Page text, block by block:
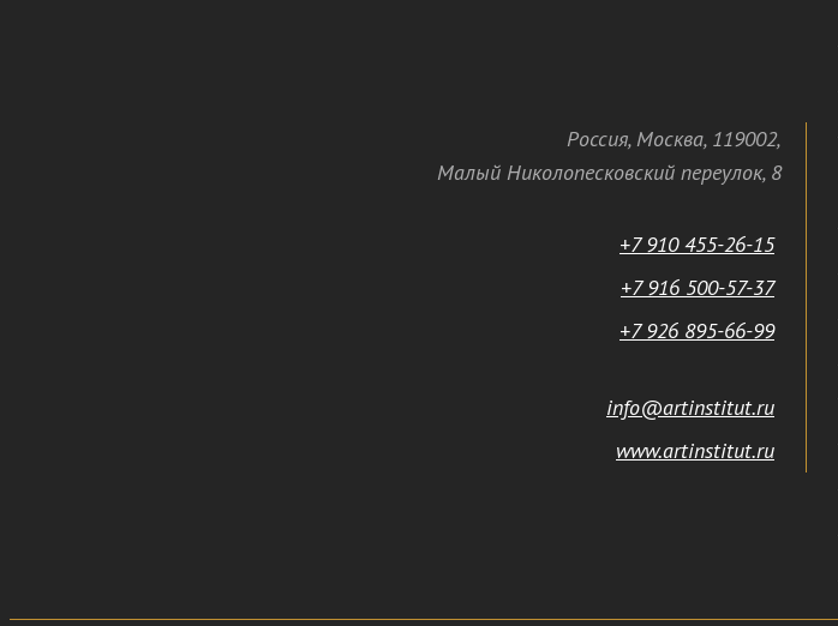
Россия, Москва, 119002,
Малый Николопесковский переулок,8
+7 910 455-26-15
+7 916 500-57-37
+7 926 895-66-99
info@artinstitut.ru
www.artinstitut.ru